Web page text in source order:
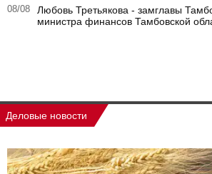
08/08
Любовь Третьякова - замглавы
министра финансов Тамбовской
Деловые новости